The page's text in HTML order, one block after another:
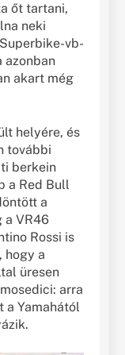
őt tartani,
neki
vb-
azonban
akart még
helyére, és
további
berkein
a Red Bull
a
a VR46
Rossi is
hogy a
üresen
arra
a Yamahától